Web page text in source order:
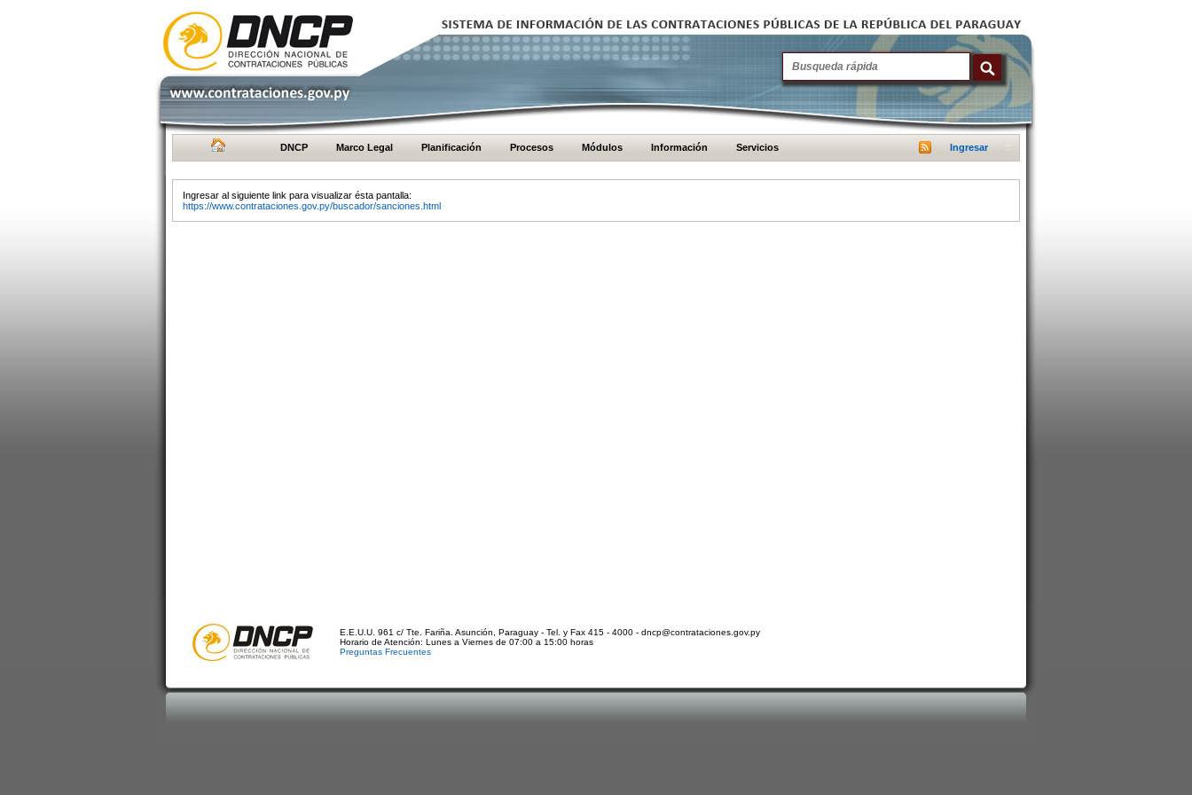
DNCP Marco Legal Planificación Procesos Módulos Información Servicios Ingresar
Ingresar al siguiente link para visualizar ésta pantalla:
https://www.contrataciones.gov.py/buscador/sanciones.html
E.E.U.U. 961 c/ Tte. Fariña. Asunción, Paraguay - Tel. y Fax 415 - 4000 - dncp@contrataciones.gov.py
Horario de Atención: Lunes a Viernes de 07:00 a 15:00 horas
Preguntas Frecuentes